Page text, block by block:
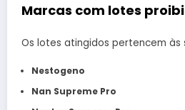
Marcas com lotes
Os lotes atingidos pertencem às
Nestogeno
Nan Supreme Pro